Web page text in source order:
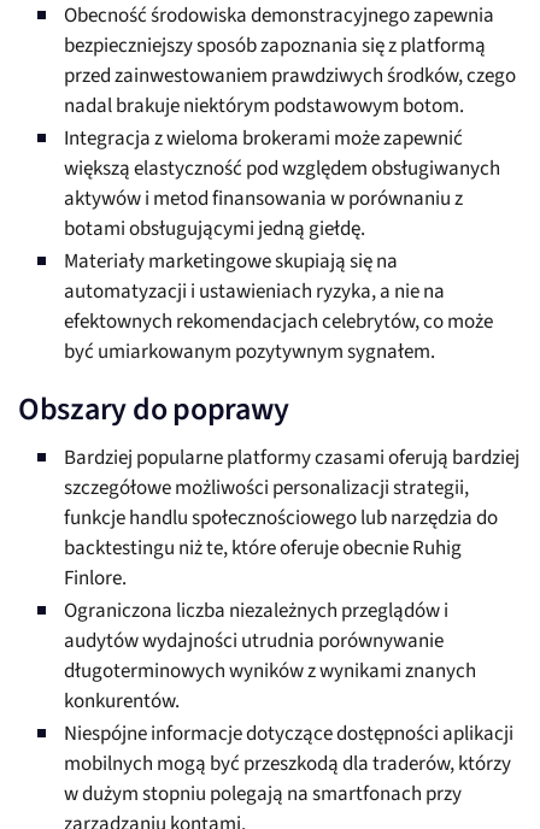
Obecność środowiska demonstracyjnego zapewnia
bezpieczniejszy sposób zapoznania się z platformą
przed zainwestowaniem prawdziwych środków, czego
nadal brakuje niektórym podstawowym botom.
Integracja z wieloma brokerami może zapewnić
większą elastyczność pod względem obsługiwanych
aktywów i metod finansowania w porównaniu z
botami obsługującymi jedną giełdę.
Materiały marketingowe skupiają się na
automatyzacji i ustawieniach ryzyka, a nie na
efektownych rekomendacjach celebrytów, co może
być umiarkowanym pozytywnym sygnałem.
Obszary do poprawy
Bardziej popularne platformy czasami oferują bardziej
szczegółowe możliwości personalizacji strategii,
funkcje handlu społecznościowego lub narzędzia do
backtestingu niż te, które oferuje obecnie Ruhig
Finlore.
Ograniczona liczba niezależnych przeglądów i
audytów wydajności utrudnia porównywanie
długoterminowych wyników z wynikami znanych
konkurentów.
Niespójne informacje dotyczące dostępności aplikacji
mobilnych mogą być przeszkodą dla traderów, którzy
w dużym stopniu polegają na smartfonach przy